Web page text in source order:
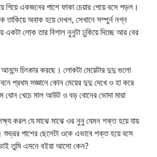
গিয়ে একজনের পাশে ফাকা চেয়ার পেয়ে বসে পড়ল।
তাকিয়ে অবাক হয়ে দেখল, সেখানে সম্পুর্ন নগ্ন
একটা লোক তার বিশাল নুনুটা ঢুকিয়ে দিচ্ছে আর বের
চিৎকার করছে। লোকটা মেয়েটার দুদু গুলো
প্রথম সজ্ঞানে কোন মেয়ের দুদু দেখে ও হা করে
ধোন খেচে মাল আউট ও বড় বোনের ভোদা মারা
করল যে মাঝে মাঝে ওর নুনু যেমন শক্ত হয়ে যায়
পাশের ছেলেটা ওকে এভাবে শক্ত হয়ে বসে
তুমি এমনে বইয়া আসো কেন?